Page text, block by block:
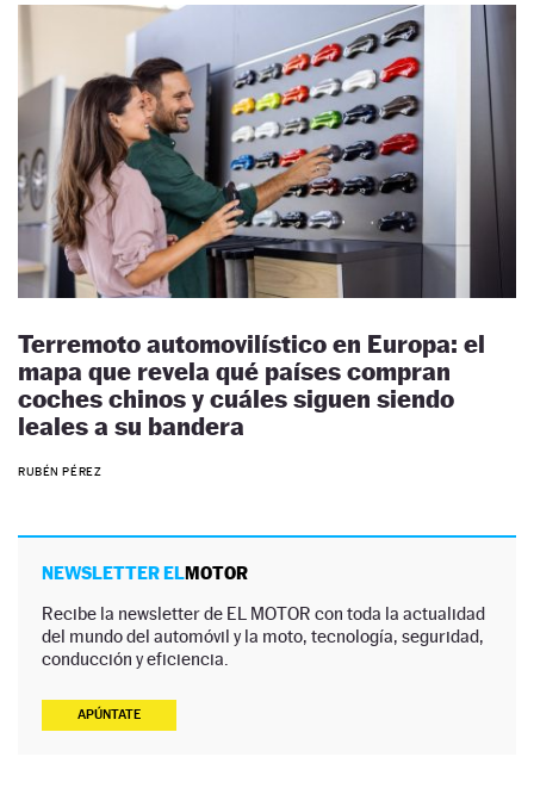
Terremoto automovilístico en Europa: el
mapa que revela qué países compran
coches chinos y cuáles siguen siendo
leales a su bandera
RUBÉN PÉREZ
NEWSLETTER ELMOTOR
Recibe la newsletter de EL MOTOR con toda la actualidad
del mundo del automóvil y la moto, tecnología, seguridad,
conducción y eficiencia.
APÚNTATE